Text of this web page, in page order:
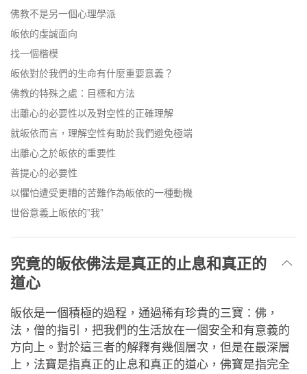
佛教不是另一個心理學派
皈依的虔誠面向
找一個楷模
皈依對於我們的生命有什麼重要意義？
佛教的特殊之處：目標和方法
出離心的必要性以及對空性的正確理解
就皈依而言，理解空性有助於我們避免極端
出離心之於皈依的重要性
菩提心的必要性
以懼怕遭受更糟的苦難作為皈依的一種動機
世俗意義上皈依的”我”
究竟的皈依佛法是真正的止息和真正的
道心
皈依是一個積極的過程，通過稀有珍貴的三寶：佛，
法，僧的指引，把我們的生活放在一個安全和有意義的
方向上。對於這三者的解釋有幾個層次，但是在最深層
上，法寶是指真正的止息和真正的道心，佛寶是指完全